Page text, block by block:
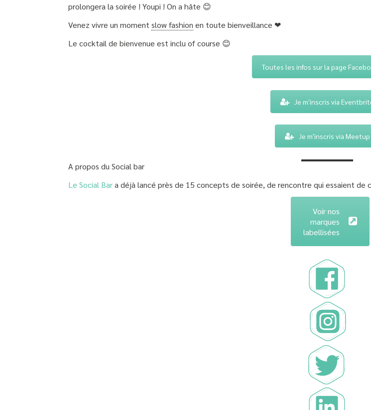
prolongera la soirée ! Youpi ! On a hâte 😊
Venez vivre un moment slow fashion en toute bienveillance ❤
Le cocktail de bienvenue est inclu of course 😊
Toutes les infos sur la page
Je m'inscris via
Je m'inscris via Meetup
A propos du Social bar
Le Social Bara déjà lancé près de 15 concepts de soirée, de rencontre qui essaient
Voir nos
marques
labellisées